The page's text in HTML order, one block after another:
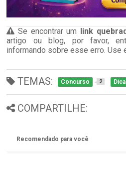
Se encontrar um link
artigo ou blog, por favor,
informando sobre esse erro.
TEMAS: Concurso 2
COMPARTILHE:
Recomendado para você